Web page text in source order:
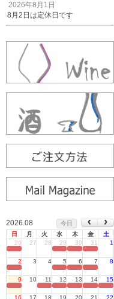
2026年8月1日
8月2日は定休日です
2026.08
今日
日
月 火 水 木 金
土
26
27 28 29 30 31 1
2 3 4 5 6 7 8
9 10 11 12 13 14 15
16 17 18 19 20 21 22